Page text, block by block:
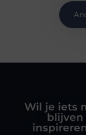
Wil je iets
blijven